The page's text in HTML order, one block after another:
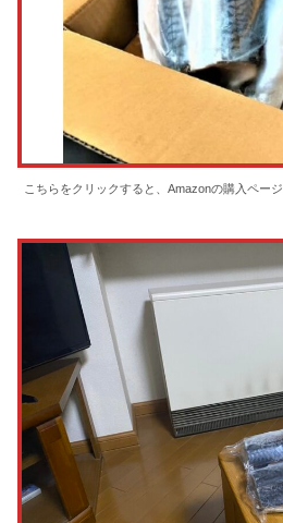
こちらをクリックすると、Amazonの購入ページ